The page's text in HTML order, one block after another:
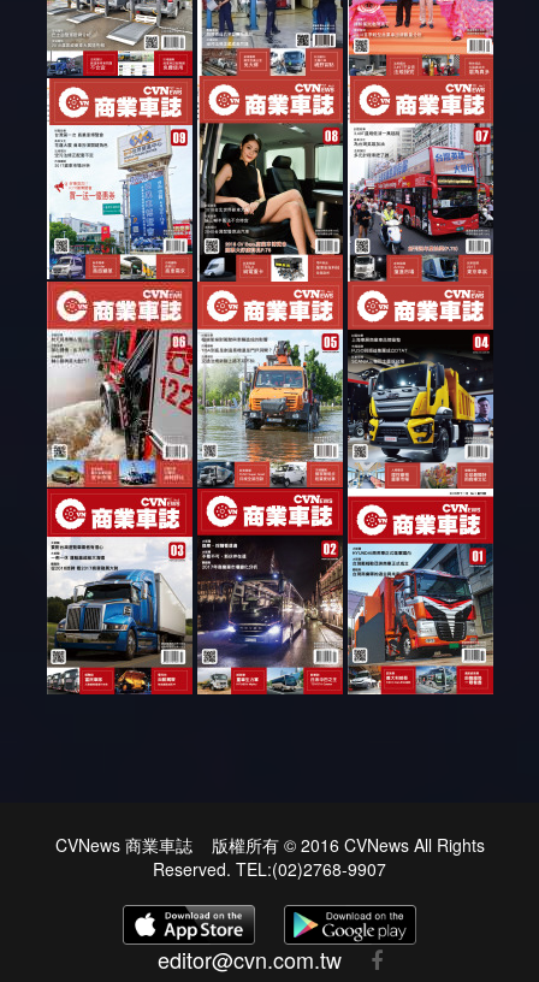
CVNews 商業車誌 版權所有 © 2016 CVNews All Rights
Reserved. TEL:(02)2768-9907
editor@cvn.com.tw